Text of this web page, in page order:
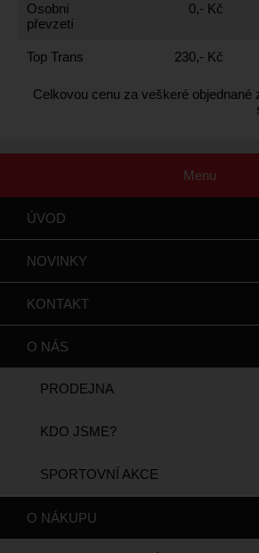
Osobní
převzetí
0,- Kč
Top Trans 230,- Kč
Celkovou cenu za veškeré objednané
Menu
ÚVOD
NOVINKY
KONTAKT
O NÁS
PRODEJNA
KDO JSME?
SPORTOVNÍ AKCE
O NÁKUPU